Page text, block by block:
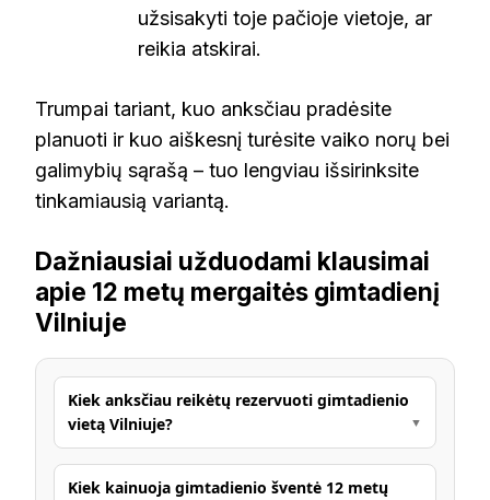
užsisakyti toje pačioje vietoje, ar
reikia atskirai.
Trumpai tariant, kuo anksčiau pradėsite
planuoti ir kuo aiškesnį turėsite vaiko norų bei
galimybių sąrašą – tuo lengviau išsirinksite
tinkamiausią variantą.
Dažniausiai užduodami klausimai
apie 12 metų mergaitės gimtadienį
Vilniuje
Kiek anksčiau reikėtų rezervuoti gimtadienio
vietą Vilniuje?
Kiek kainuoja gimtadienio šventė 12 metų